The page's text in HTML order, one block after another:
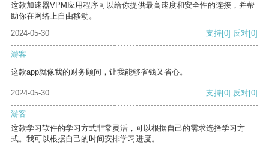
这款加速器VPM应用程序可以给你提供最高速度和安全性的连接，并帮
助你在网络上自由移动。
2024-05-30
支持[0] 反对[0]
游客
这款app就像我的财务顾问，让我能够省钱又省心。
2024-05-30 支持[0] 反对[0]
游客
这款学习软件的学习方式非常灵活，可以根据自己的需求选择学习方
式。我可以根据自己的时间安排学习进度。